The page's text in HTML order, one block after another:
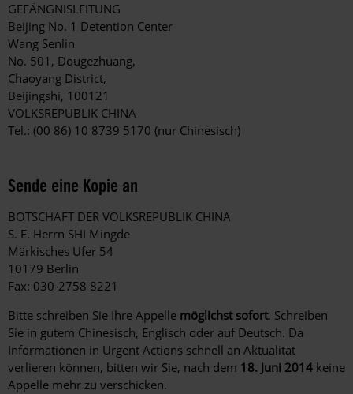
GEFÄNGNISLEITUNG
Beijing No. 1 Detention Center
Wang Senlin
No. 501, Dougezhuang,
Chaoyang District,
Beijingshi, 100121
VOLKSREPUBLIK CHINA
Tel.: (00 86) 10 8739 5170 (nur Chinesisch)
Sende eine Kopie an
BOTSCHAFT DER VOLKSREPUBLIK CHINA
S. E. Herrn SHI Mingde
Märkisches Ufer 54
10179 Berlin
Fax: 030-2758 8221
Bitte schreiben Sie Ihre Appelle möglichst sofort. Schreiben
Sie in gutem Chinesisch, Englisch oder auf Deutsch. Da
Informationen in Urgent Actions schnell an Aktualität
verlieren können, bitten wir Sie, nach dem 18. Juni 2014 keine
Appelle mehr zu verschicken.